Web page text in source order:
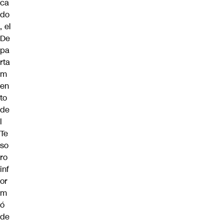
ca
do
, el
De
pa
rta
m
en
to
de
l
Te
so
ro
inf
or
m
ó
de